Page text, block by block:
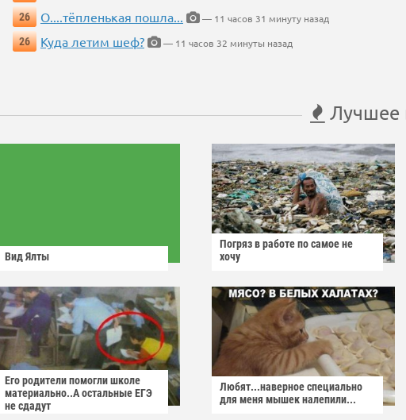
26
О....тёпленькая пошла...
— 11 часов 31 минуту назад
26
Куда летим шеф? — 11 часов 32 минуты назад
Лучшее
Вид Ялты
Погряз в работе по самое не
хочу
Его родители помогли школе
материально..А остальные ЕГЭ
не сдадут
Любят...наверное специально
для меня мышек налепили...